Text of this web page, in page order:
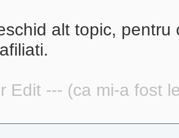
alt topic,
Edit --- (ca mi-a fost